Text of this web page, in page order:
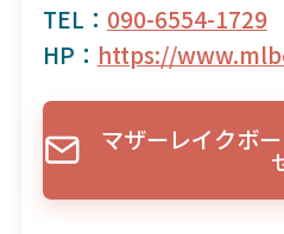
TEL： 090-6554-1729
HP： https://
マザーレイクボ